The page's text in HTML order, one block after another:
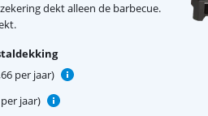
dekt alleen de barbecue.
per jaar)
jaar)